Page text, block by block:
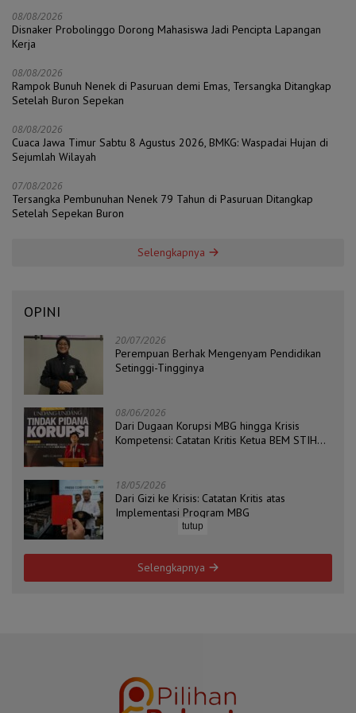
08/08/2026
Disnaker Probolinggo Dorong Mahasiswa Jadi Pencipta Lapangan
Kerja
08/08/2026
Rampok Bunuh Nenek di Pasuruan demi Emas, Tersangka Ditangkap
Setelah Buron Sepekan
08/08/2026
Cuaca Jawa Timur Sabtu 8 Agustus 2026, BMKG: Waspadai Hujan di
Sejumlah Wilayah
07/08/2026
Tersangka Pembunuhan Nenek 79 Tahun di Pasuruan Ditangkap
Setelah Sepekan Buron
Selengkapnya
OPINI
20/07/2026
Perempuan Berhak Mengenyam Pendidikan
Setinggi-Tingginya
08/06/2026
Dari Dugaan Korupsi MBG hingga Krisis
Kompetensi: Catatan Kritis Ketua BEM STIH
18/05/2026
Dari Gizi ke Krisis: Catatan Kritis atas
Implementasi Program MBG
Selengkapnya
tutup